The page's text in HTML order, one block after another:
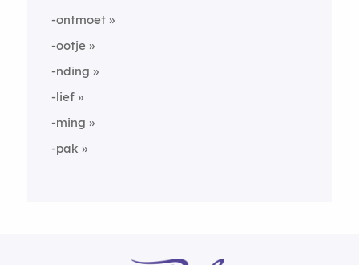
-ontmoet
-ootje
-nding
-lief
-ming
-pak